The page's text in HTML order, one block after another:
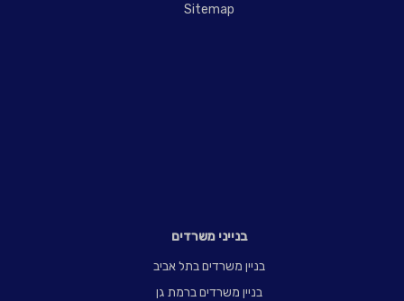
Sitemap
בנייני משרדים
בניין משרדים בתל אביב
בניין משרדים ברמת גן